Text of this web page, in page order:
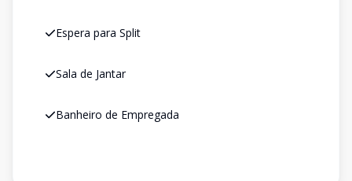
Espera para Split
Sala de Jantar
Banheiro de Empregada